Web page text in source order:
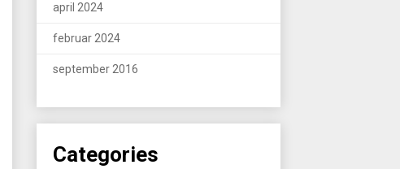
april 2024
februar 2024
september 2016
Categories